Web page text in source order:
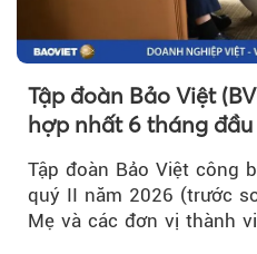
Tập đoàn Bảo Việt
hợp nhất 6 tháng
32.000 tỷ đồng, tăng
Tập đoàn Bảo Việt công
quý II năm 2026 (trước
Mẹ và các đơn vị thành